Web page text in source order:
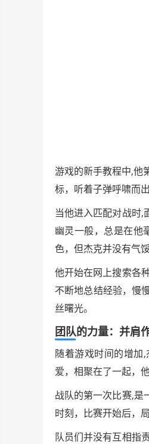
游戏的新手教程中,他
标，听着子弹呼啸而
当他进入匹配对战时,
幽灵一般，总是在他
色，但杰克并没有气
他开始在网上搜索各
不断地总结经验，慢
丝曙光。
团队的力量：并肩
随着游戏时间的增加
爱，相聚在了一起，
战队的第一次比赛,是
时刻，比赛开始后，
队员们并没有互相指